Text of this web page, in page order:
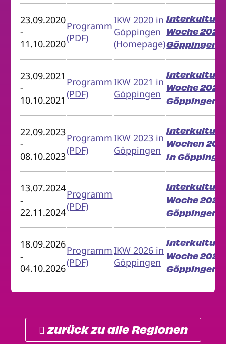
23.09.2020
-
11.10.2020
Programm
(PDF)
IKW 2020 in
Göppingen
(Homepage)
Woche
Göppingen
23.09.2021
-
10.10.2021
Programm
(PDF)
IKW 2021 in
Göppingen Woche 2021
Göppingen
22.09.2023
-
08.10.2023
Programm
(PDF)
IKW 2023 in
Göppingen Wochen
in
13.07.2024
-
22.11.2024
Programm
(PDF)
Woche
Göppingen
18.09.2026
-
04.10.2026
Programm
(PDF)
IKW 2026 in
Göppingen Woche
Göppingen
 zurück zu alle Regionen